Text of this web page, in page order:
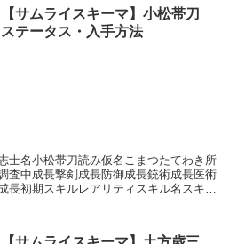
【サムライスキーマ】小松帯刀
ステータス・入手方法
士名小松帯刀読み仮名こまつたてわき所
査中成長撃剣成長防御成長銃術成長医術
長初期スキルレアリティスキル名スキル